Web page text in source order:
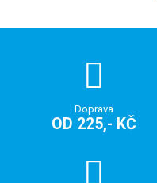
Doprava
OD 225,- KČ